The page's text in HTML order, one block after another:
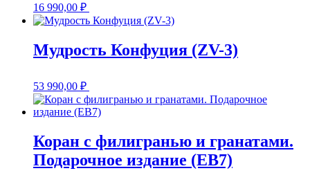
16 990,00 ₽
Мудрость Конфуция (ZV-3)
53 990,00 ₽
Коран с филигранью и гранатами.
Подарочное издание (EB7)